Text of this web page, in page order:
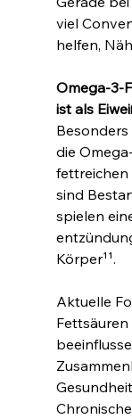
viel
helfen,
Omega-3-
ist als
die
fettreichen
sind
spielen
Körper¹¹.
Aktuelle